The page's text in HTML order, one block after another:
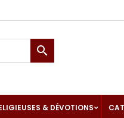

& DÉVOTIONS